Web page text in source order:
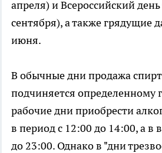
апреля) и Всероссийский день
сентября), а также грядущие
июня.
В обычные дни продажа
подчиняется определенному
рабочие дни приобрести
в период с 12:00 до 14:00, а в
до 23:00. Однако в "дни